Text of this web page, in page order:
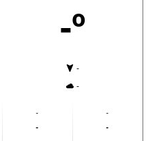
-º
-
-
-
-
-
-